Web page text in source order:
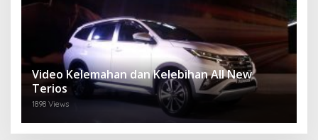
Video Kelemahan dan Kelebihan All New
Terios
1898 Views